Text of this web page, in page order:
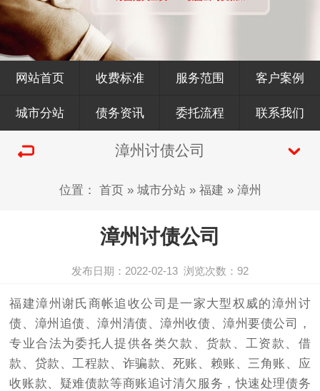
网站首页 收费标准 服务范围 客户案例
城市分站 债务资讯 委托流程 联系我们
漳州讨债公司
位置： 首页» 城市分站» 福建 » 漳州
漳州讨债公司
发布日期：2022-02-13 浏览次数： 92
福建漳州谢氏商帐追收公司是一家大型权威的漳州 讨
债、漳州追债、漳州清债、漳州收债、漳州要债公司，
专业合法为委托人提供各类欠款、货款、工资款、借
款、贷款、工程款、诈骗款、死账、赖账、三角账、应
收账款、疑难债款等商账追讨清欠服务，快速处理债务